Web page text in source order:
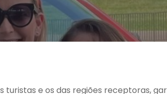
turistas e os das regiões receptoras,